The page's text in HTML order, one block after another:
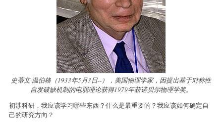
史蒂文·温伯格（1933年5月3日--），美国物理学家，因提出基于对称性
自发破缺机制的电弱理论获得1979年获诺贝尔物理学奖。
初涉科研，我应该学习哪些东西？什么是最重要的？我应该如何确定自
己的研究方向？